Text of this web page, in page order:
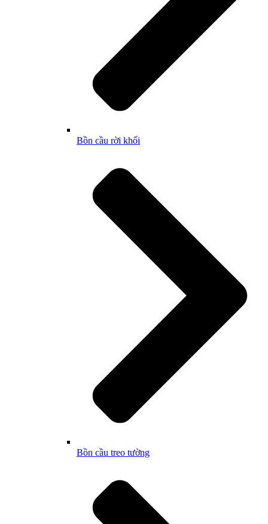
Bồn cầu rời khối
Bồn cầu treo tường